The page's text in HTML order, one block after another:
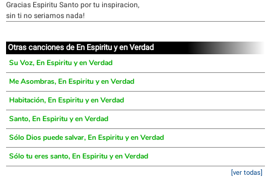
Gracias Espiritu Santo por tu inspiracion,
sin ti no seriamos nada!
Otras canciones de En Espiritu y en Verdad
Su Voz, En Espiritu y en Verdad
Me Asombras, En Espiritu y en Verdad
Habitación, En Espiritu y en Verdad
Santo, En Espiritu y en Verdad
Sólo Dios puede salvar, En Espiritu y en Verdad
Sólo tu eres santo, En Espiritu y en Verdad
[ver todas]